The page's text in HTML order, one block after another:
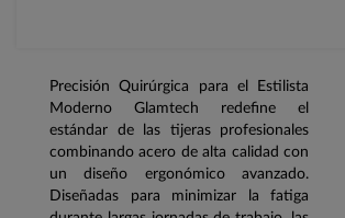
Precisión Quirúrgica para el Estilista
Moderno Glamtech redefine el
estándar de las tijeras profesionales
combinando acero de alta calidad con
un diseño ergonómico avanzado.
Diseñadas para minimizar la fatiga